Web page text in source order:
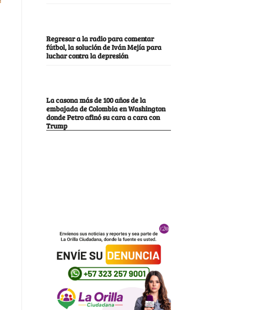
Regresar a la radio para comentar
fútbol, la solución de Iván Mejía para
luchar contra la depresión
La casona más de 100 años de la
embajada de Colombia en Washington
donde Petro afinó su cara a cara con
Trump